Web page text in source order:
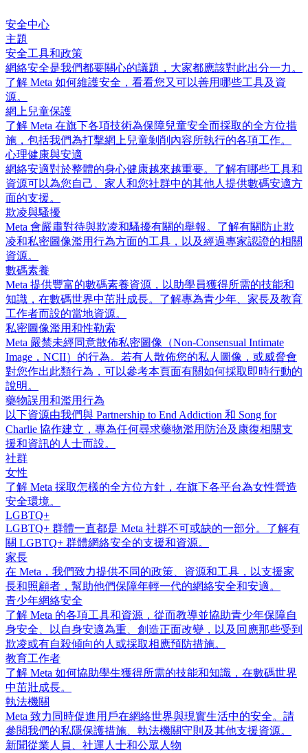
安全中心
主題
安全工具和政策
網絡安全是我們都要關心的議題，大家都應該對此出分一力。
了解 Meta 如何維護安全，看看您又可以善用哪些工具及資
源。
網上兒童保護
了解 Meta 在旗下各項技術為保障兒童安全而採取的全方位措
施，包括我們為打擊網上兒童剝削內容所執行的各項工作。
心理健康與安適
網絡安適對於整體的身心健康越來越重要。了解有哪些工具和
資源可以為您自己、家人和您社群中的其他人提供數碼安適方
面的支援。
欺凌與騷擾
Meta 會嚴肅對待與欺凌和騷擾有關的舉報。了解有關防止欺
凌和私密圖像濫用行為方面的工具，以及經過專家認證的相關
資源。
數碼素養
Meta 提供豐富的數碼素養資源，以助學員獲得所需的技能和
知識，在數碼世界中茁壯成長。了解專為青少年、家長及教育
工作者而設的當地資源。
私密圖像濫用和性勒索
Meta 嚴禁未經同意散佈私密圖像（Non-Consensual Intimate
Image，NCII）的行為。若有人散佈您的私人圖像，或威脅會
對您作出此類行為，可以參考本頁面有關如何採取即時行動的
說明。
藥物誤用和濫用行為
以下資源由我們與 Partnership to End Addiction 和 Song for
Charlie 協作建立，專為任何尋求藥物濫用防治及康復相關支
援和資訊的人士而設。
社群
女性
了解 Meta 採取怎樣的全方位方針，在旗下各平台為女性營造
安全環境。
LGBTQ+
LGBTQ+ 群體一直都是 Meta 社群不可或缺的一部分。了解有
關 LGBTQ+ 群體網絡安全的支援和資源。
家長
在 Meta，我們致力提供不同的政策、資源和工具，以支援家
長和照顧者，幫助他們保障年輕一代的網絡安全和安適。
青少年網絡安全
了解 Meta 的各項工具和資源，從而教導並協助青少年保障自
身安全、以自身安適為重、創造正面改變，以及回應那些受到
欺凌或有自殺傾向的人或採取相應預防措施。
教育工作者
了解 Meta 如何協助學生獲得所需的技能和知識，在數碼世界
中茁壯成長。
執法機關
Meta 致力同時促進用戶在網絡世界與現實生活中的安全。請
參閱我們的私隱保護措施、執法機關守則及其他支援資源。
新聞從業人員、社運人士和公眾人物